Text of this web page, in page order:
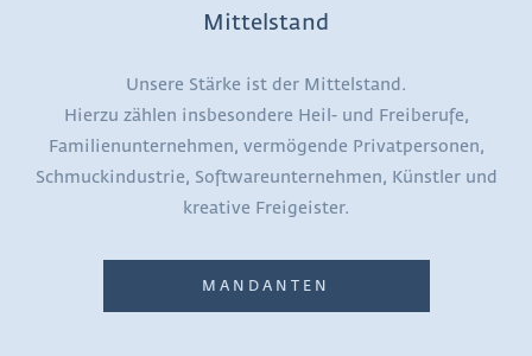
Mittelstand
Unsere Stärke ist der Mittelstand.
Hierzu zählen insbesondere Heil- und Freiberufe,
Familienunternehmen, vermögende Privatpersonen,
Schmuckindustrie, Softwareunternehmen, Künstler und
kreative Freigeister.
MANDANTEN